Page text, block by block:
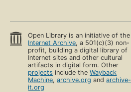
Open Library is an initiative of the
Internet Archive, a 501(c)(3) non-
profit, building a digital library of
Internet sites and other cultural
artifacts in digital form. Other
projects include theWayback
Machine,archive.org andarchive-
it.org